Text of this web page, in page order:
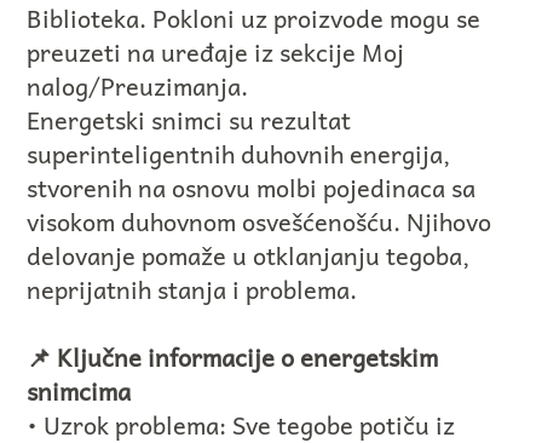
Biblioteka. Pokloni uz proizvode mogu se
preuzeti na uređaje iz sekcije Moj
nalog/Preuzimanja.
Energetski snimci su rezultat
superinteligentnih duhovnih energija,
stvorenih na osnovu molbi pojedinaca sa
visokom duhovnom osvešćenošću. Njihovo
delovanje pomaže u otklanjanju tegoba,
neprijatnih stanja i problema.
📌 Ključne informacije o energetskim
snimcima
• Uzrok problema: Sve tegobe potiču iz